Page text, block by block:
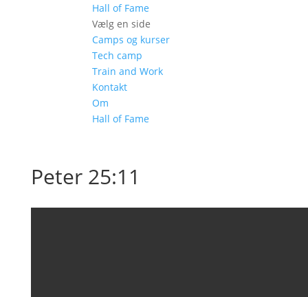
Hall of Fame
Vælg en side
Camps og kurser
Tech camp
Train and Work
Kontakt
Om
Hall of Fame
Peter 25:11